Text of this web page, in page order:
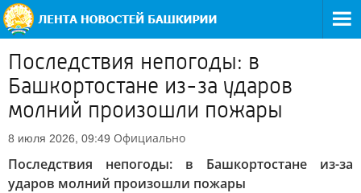
Последствия непогоды: в
Башкортостане из-за ударов
молний произошли пожары
8 июля 2026, 09:49 Официально
Последствия непогоды: в Башкортостане из-за
ударов молний произошли пожары